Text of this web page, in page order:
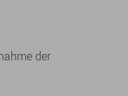
der